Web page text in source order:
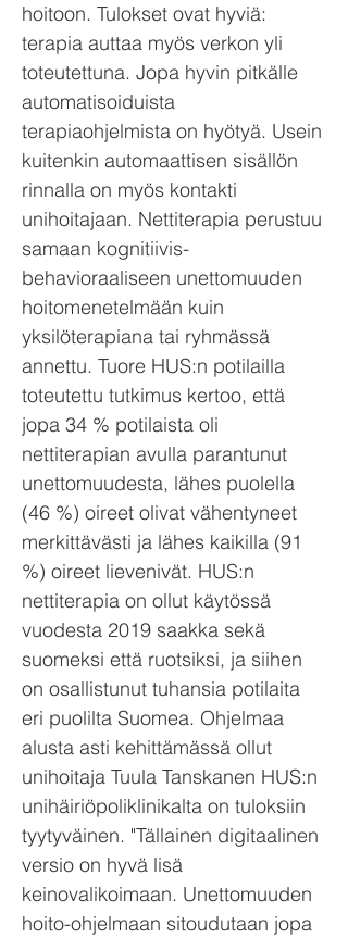
hoitoon. Tulokset ovat hyviä:
terapia auttaa myös verkon yli
toteutettuna. Jopa hyvin pitkälle
automatisoiduista
terapiaohjelmista on hyötyä. Usein
kuitenkin automaattisen sisällön
rinnalla on myös kontakti
unihoitajaan. Nettiterapia perustuu
samaan kognitiivis-
behavioraaliseen unettomuuden
hoitomenetelmään kuin
yksilöterapiana tai ryhmässä
annettu. Tuore HUS:n potilailla
toteutettu tutkimus kertoo, että
jopa 34 % potilaista oli
nettiterapian avulla parantunut
unettomuudesta, lähes puolella
(46 %) oireet olivat vähentyneet
merkittävästi ja lähes kaikilla (91
%) oireet lievenivät. HUS:n
nettiterapia on ollut käytössä
vuodesta 2019 saakka sekä
suomeksi että ruotsiksi, ja siihen
on osallistunut tuhansia potilaita
eri puolilta Suomea. Ohjelmaa
alusta asti kehittämässä ollut
unihoitaja Tuula Tanskanen HUS:n
unihäiriöpoliklinikalta on tuloksiin
tyytyväinen. "Tällainen digitaalinen
versio on hyvä lisä
keinovalikoimaan. Unettomuuden
hoito-ohjelmaan sitoudutaan jopa